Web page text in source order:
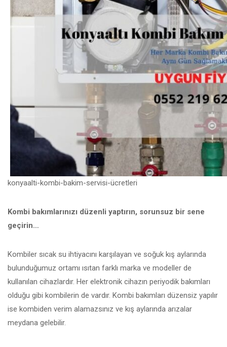
konyaalti-kombi-bakim-servisi-ücretleri
Kombi bakımlarınızı düzenli yaptırın, sorunsuz bir sene
geçirin…
Kombiler sıcak su ihtiyacını karşılayan ve soğuk kış aylarında
bulunduğumuz ortamı ısıtan farklı marka ve modeller de
kullanılan cihazlardır. Her elektronik cihazın periyodik bakımları
olduğu gibi kombilerin de vardır. Kombi bakımları düzensiz yapılır
ise kombiden verim alamazsınız ve kış aylarında arızalar
meydana gelebilir.